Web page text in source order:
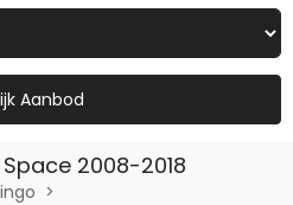
Aanbod
2008-2018